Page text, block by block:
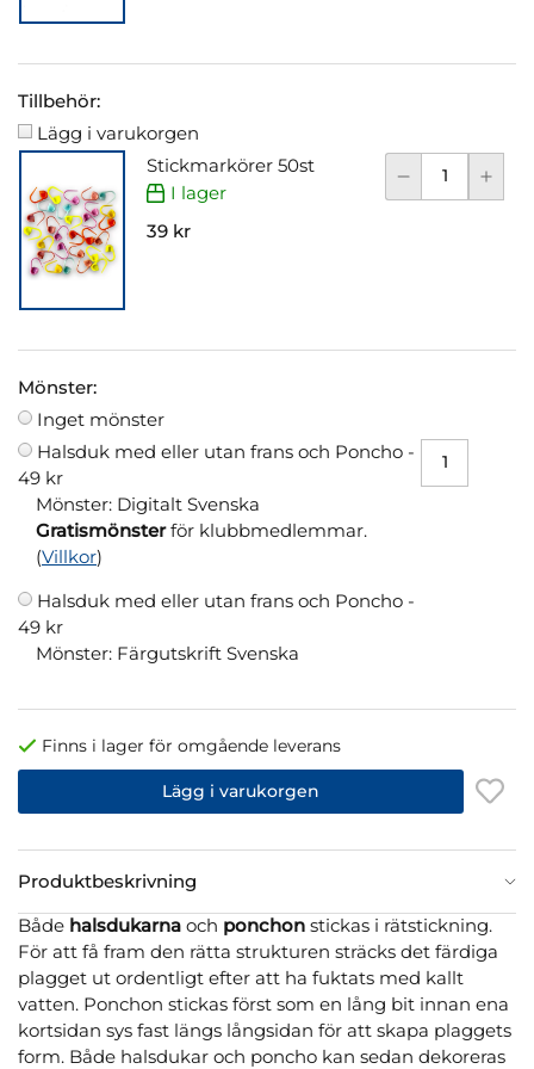
Tillbehör:
Lägg i varukorgen
Stickmarkörer 50st
I lager
39 kr
Mönster:
Inget mönster
Halsduk med eller utan frans och Poncho -
49 kr
Mönster: Digitalt Svenska
Gratismönsterför klubbmedlemmar.
(Villkor)
Halsduk med eller utan frans och Poncho -
49 kr
Mönster: Färgutskrift Svenska
Finns i lager för omgående leverans
Lägg i varukorgen
Produktbeskrivning
Både halsdukarna och ponchon stickas i rätstickning.
För att få fram den rätta strukturen sträcks det färdiga
plagget ut ordentligt efter att ha fuktats med kallt
vatten. Ponchon stickas först som en lång bit innan ena
kortsidan sys fast längs långsidan för att skapa plaggets
form. Både halsdukar och poncho kan sedan dekoreras